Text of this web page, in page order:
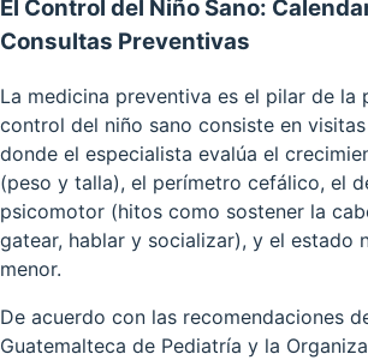
El Control del Niño Sano:
Consultas Preventivas
La medicina preventiva es el pilar de la
control del niño sano consiste en
donde el especialista evalúa el
(peso y talla), el perímetro cefálico, el
psicomotor (hitos como sostener la
gatear, hablar y socializar), y el estado
menor.
De acuerdo con las recomendaciones
Guatemalteca de Pediatría y la